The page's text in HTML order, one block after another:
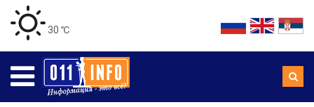
30 ℃